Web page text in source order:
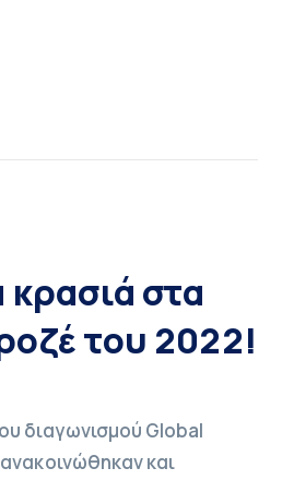
κρασιά στα
του 2022!
διαγωνισμού Global
και